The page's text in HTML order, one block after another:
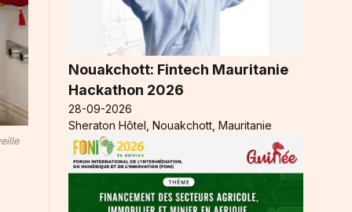
Nouakchott: Fintech Mauritanie
Hackathon 2026
28-09-2026
Sheraton Hôtel, Nouakchott, Mauritanie